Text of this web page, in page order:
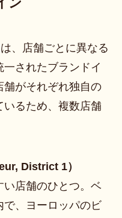
ン
、店舗ごとに異なる
されたブランドイ
舗がそれぞれ独自の
いるため、複数店舗
District 1）
店舗のひとつ。ベ
で、ヨーロッパのビ